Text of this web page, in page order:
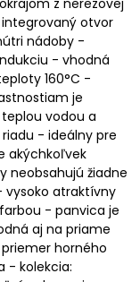
otvor
nádoby -
- vhodná
160°C -
je
vodou a
- ideálny pre
akýchkoľvek
neobsahujú žiadne
vysoko atraktívny
- panvica je
aj na priame
horného
- kolekcia: